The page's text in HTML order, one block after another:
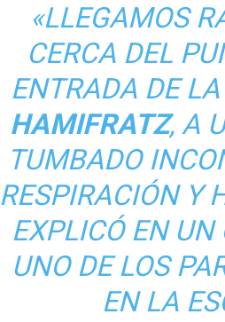
«LLEGAMOS
CERCA DEL
ENTRADA DE
HAMIFRATZ, A
TUMBADO
RESPIRACIÓN Y
EXPLICÓ EN
UNO DE LOS
EN LA